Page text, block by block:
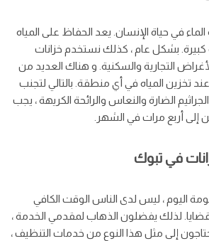
في حياة الإنسان. يعد الحفاظ على المياه
بشكل عام ، كذلك نستخدم خزانات
التجارية والسكنية. و هناك العديد من
عند تخزين المياه في أي منطقة. بالتالي لتجنب
الضارة والنعاس والرائحة الكريهة ، يجب
إلى أربع مرات في الشهر.
في تبوك
اليوم ، ليس لدى الناس الوقت الكافي
لذلك يفضلون الذهاب لمقدمي الخدمة ،
إلى مثل هذا النوع من خدمات التنظيف ،